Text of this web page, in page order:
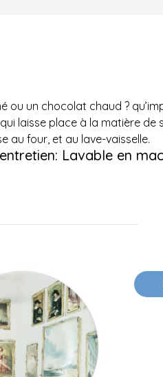
ou un chocolat chaud ?
laisse place à la matière de
au four, et au lave-vaisselle.
Lavable en